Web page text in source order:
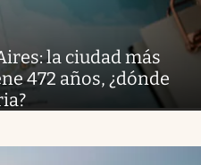
la ciudad más
472 años, ¿dónde